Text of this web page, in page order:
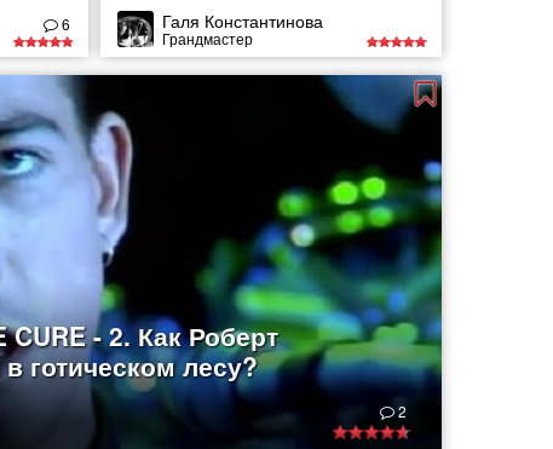
6 Галя Константинова
Грандмастер
- 2. Как Роберт
готическом лесу?
2